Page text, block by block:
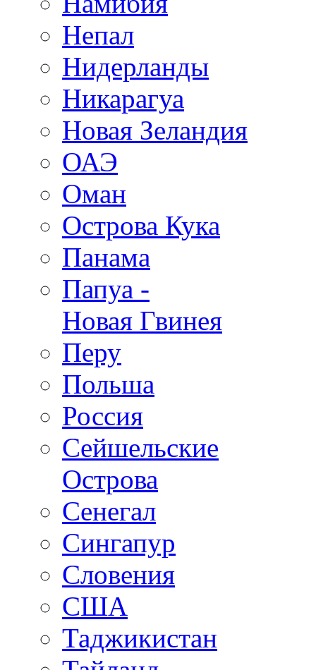
Непал
Нидерланды
Никарагуа
Новая Зеландия
ОАЭ
Оман
Острова Кука
Панама
Папуа -
Новая Гвинея
Перу
Польша
Россия
Сейшельские
Острова
Сенегал
Сингапур
Словения
США
Таджикистан